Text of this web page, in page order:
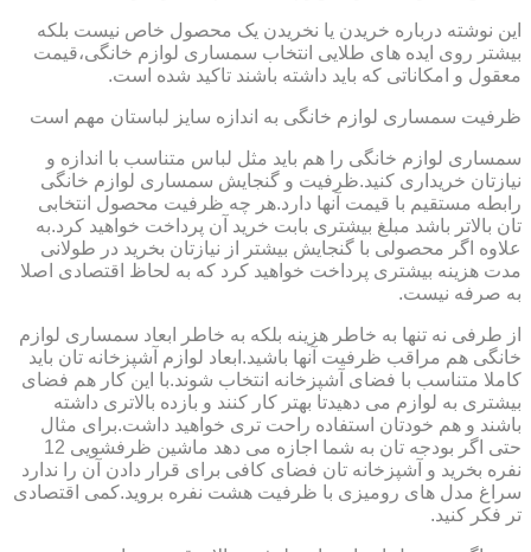
این نوشته درباره خریدن یا نخریدن یک محصول خاص نیست بلکه
بیشتر روی ایده های طلایی انتخاب سمساری لوازم خانگی،قیمت
معقول و امکاناتی که باید داشته باشند تاکید شده است.
ظرفیت سمساری لوازم خانگی به اندازه سایز لباستان مهم است
سمساری لوازم خانگی را هم باید مثل لباس متناسب با اندازه و
نیازتان خریداری کنید.ظرفیت و گنجایش سمساری لوازم خانگی
رابطه مستقیم با قیمت آنها دارد.هر چه ظرفیت محصول انتخابی
تان بالاتر باشد مبلغ بیشتری بابت خرید آن پرداخت خواهید کرد.به
علاوه اگر محصولی با گنجایش بیشتر از نیازتان بخرید در طولانی
مدت هزینه بیشتری پرداخت خواهید کرد که به لحاظ اقتصادی اصلا
به صرفه نیست.
از طرفی نه تنها به خاطر هزینه بلکه به خاطر ابعاد سمساری لوازم
خانگی هم مراقب ظرفیت آنها باشید.ابعاد لوازم آشپزخانه تان باید
کاملا متناسب با فضای آشپزخانه انتخاب شوند.با این کار هم فضای
بیشتری به لوازم می دهیدتا بهتر کار کنند و بازده بالاتری داشته
باشند و هم خودتان استفاده راحت تری خواهید داشت.برای مثال
حتی اگر بودجه تان به شما اجازه می دهد ماشین ظرفشویی 12
نفره بخرید و آشپزخانه تان فضای کافی برای قرار دادن آن را ندارد
سراغ مدل های رومیزی با ظرفیت هشت نفره بروید.کمی اقتصادی
تر فکر کنید.